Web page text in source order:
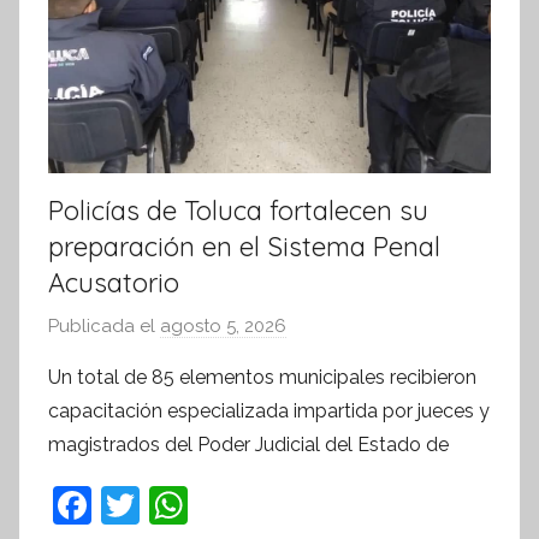
Policías de Toluca fortalecen su
preparación en el Sistema Penal
Acusatorio
Publicada el agosto 5, 2026
r
S
í
Un total de 85 elementos municipales recibieron
capacitación especializada impartida por jueces y
magistrados del Poder Judicial del Estado de
F
T